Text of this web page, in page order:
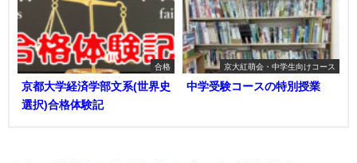
合格
京都大学経済学部文系(世界史
選択)合格体験記
京大紅萌会・中学生向けコース
中学受験コースの特別授業